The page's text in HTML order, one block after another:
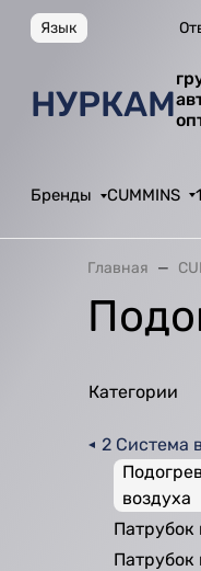
Язык
НУРКАМ
Бренды CUMMINS
Главная
Категории
2 Система
воздуха
Патрубок